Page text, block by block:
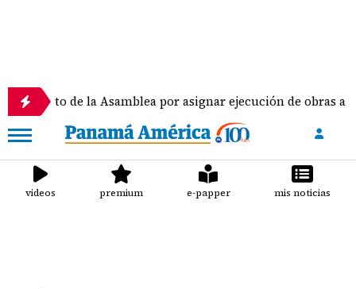
de la Asamblea por asignar ejecución de obras a diputados
videos premium e-papper mis noticias